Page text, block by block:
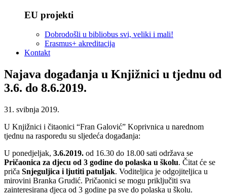
EU projekti
Dobrodošli u bibliobus svi, veliki i mali!
Erasmus+ akreditacija
Kontakt
Najava događanja u Knjižnici u tjednu od
3.6. do 8.6.2019.
31. svibnja 2019.
U Knjižnici i čitaonici “Fran Galović” Koprivnica u narednom
tjednu na rasporedu su sljedeća događanja:
U ponedjeljak, 3.6.2019. od 16.30 do 18.00 sati održava se
Pričaonica za djecu od 3 godine do polaska u školu. Čitat će se
priča Snjeguljica i ljutiti patuljak. Voditeljica je odgojiteljica u
mirovini Branka Grudić. Pričaonici se mogu priključiti sva
zainteresirana djeca od 3 godine pa sve do polaska u školu.